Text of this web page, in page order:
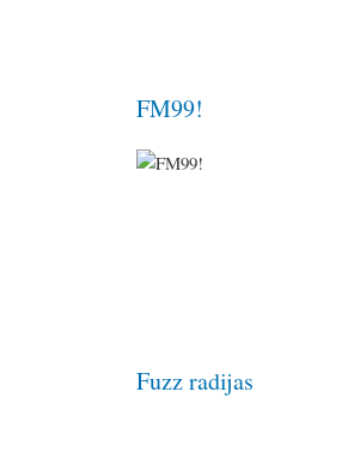
FM99!
Fuzz radijas